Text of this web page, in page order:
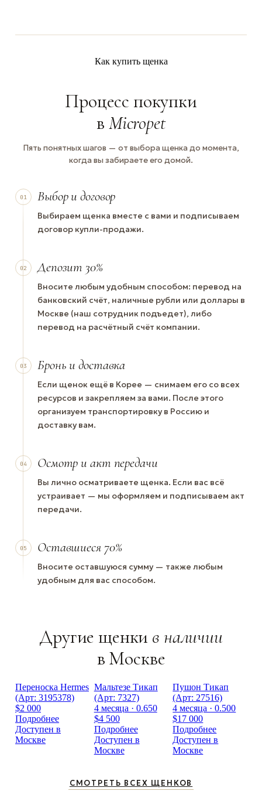
Как купить щенка
Процесс покупки
в Micropet
Пять понятных шагов — от выбора щенка до момента,
когда вы забираете его домой.
01 Выбор и договор
Выбираем щенка вместе с вами и подписываем
договор купли-продажи.
02 Депозит 30%
Вносите любым удобным способом: перевод на
банковский счёт, наличные рубли или доллары в
Москве (наш сотрудник подъедет), либо
перевод на расчётный счёт компании.
03 Бронь и доставка
Если щенок ещё в Корее — снимаем его со всех
ресурсов и закрепляем за вами. После этого
организуем транспортировку в Россию и
доставку вам.
04 Осмотр и акт передачи
Вы лично осматриваете щенка. Если вас всё
устраивает — мы оформляем и подписываем акт
передачи.
05 Оставшиеся 70%
Вносите оставшуюся сумму — также любым
удобным для вас способом.
Другие щенки в наличии
в Москве
Переноска Hermes
(Арт: 3195378)
$2 000
Подробнее
Доступен в
Москве
Мальтезе Тикап
(Арт: 7327)
4 месяца · 0.650
$4 500
Подробнее
Доступен в
Москве
Пушон Тикап
(Арт: 27516)
4 месяца · 0.500
$17 000
Подробнее
Доступен в
Москве
СМОТРЕТЬ ВСЕХ ЩЕНКОВ